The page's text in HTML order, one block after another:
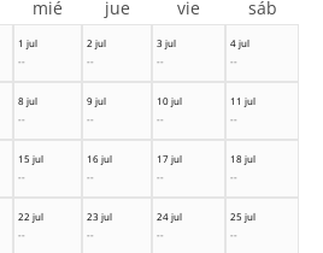
1 jul
--
2 jul
--
3 jul
--
4 jul
--
8 jul
--
9 jul
--
10 jul
--
11 jul
--
15 jul
--
16 jul
--
17 jul
--
18 jul
--
22 jul
--
23 jul
--
24 jul
--
25 jul
--
mié jue vie sáb